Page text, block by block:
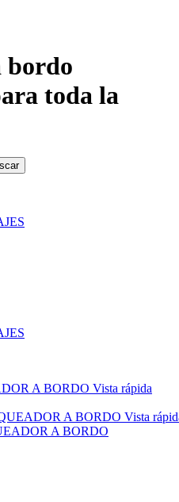
bordo
toda la
Vista rápida
Vista
A BORDO